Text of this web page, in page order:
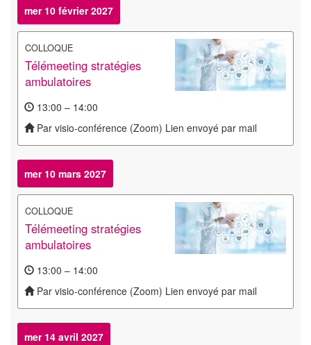
mer 10 février 2027
COLLOQUE
Télémeeting stratégies
ambulatoires
13:00 – 14:00
Par visio-conférence (Zoom) Lien envoyé par mail
mer 10 mars 2027
COLLOQUE
Télémeeting stratégies
ambulatoires
13:00 – 14:00
Par visio-conférence (Zoom) Lien envoyé par mail
mer 14 avril 2027